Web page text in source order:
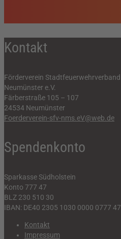
Kontakt
Förderverein Stadtfeuerwehrverband
Neumünster e.V.
Färberstraße 105 – 107
24534 Neumünster
Foerderverein-sfv-nms.eV@web.de
Spendenkonto
Sparkasse Südholstein
Konto 777 47
BLZ 230 510 30
IBAN: DE40 2305 1030 0000 0777 47
Kontakt
Impressum